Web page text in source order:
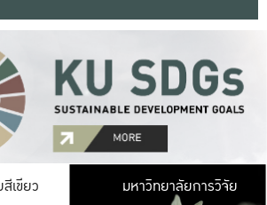
เขียว มหาวิ
มหาวิทยาลัยการวิจัย